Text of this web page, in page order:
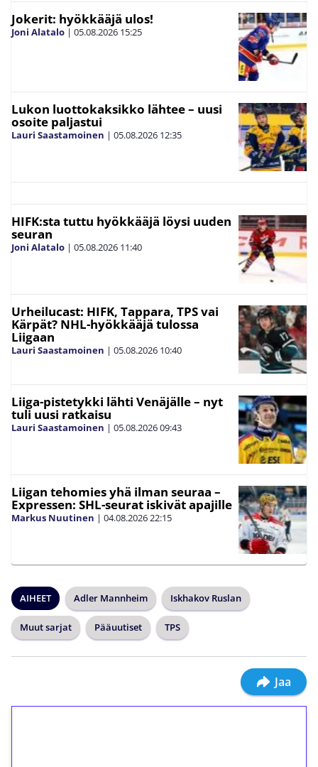
Jokerit: hyökkääjä ulos!
Joni Alatalo | 05.08.2026 15:25
Lukon luottokaksikko lähtee – uusi
osoite paljastui
Lauri Saastamoinen | 05.08.2026 12:35
HIFK:sta tuttu hyökkääjä löysi uuden
seuran
Joni Alatalo | 05.08.2026 11:40
Urheilucast: HIFK, Tappara, TPS vai
Kärpät? NHL-hyökkääjä tulossa
Liigaan
Lauri Saastamoinen | 05.08.2026 10:40
Liiga-pistetykki lähti Venäjälle – nyt
tuli uusi ratkaisu
Lauri Saastamoinen | 05.08.202609:43
Liigan tehomies yhä ilman seuraa –
Expressen: SHL-seurat iskivät apajille
Markus Nuutinen | 04.08.202622:15
AIHEET Adler Mannheim Iskhakov Ruslan
Muut sarjat Pääuutiset TPS
Jaa